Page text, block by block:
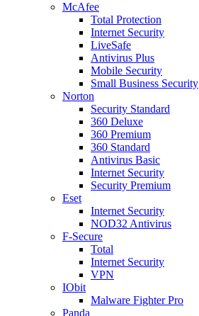
McAfee
Total Protection
Internet Security
LiveSafe
Antivirus Plus
Mobile Security
Small Business Security
Norton
Security Standard
360 Deluxe
360 Premium
360 Standard
Antivirus Basic
Internet Security
Security Premium
Eset
Internet Security
NOD32 Antivirus
F-Secure
Total
Internet Security
VPN
IObit
Malware Fighter Pro
Panda